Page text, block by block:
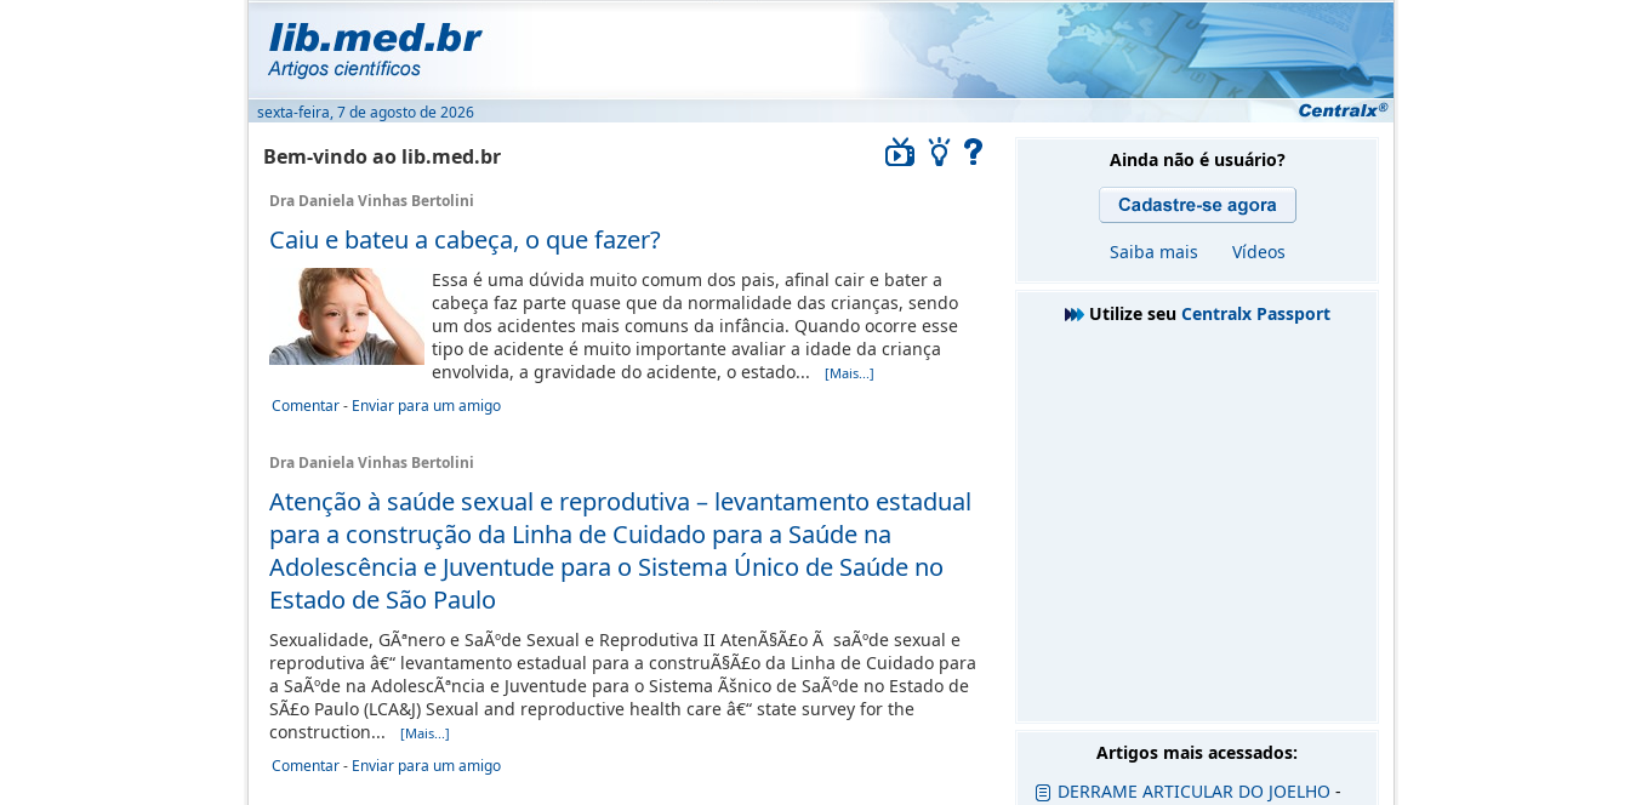
sexta-feira, 7 de agosto de 2026
Bem-vindo ao lib.med.br
Dra Daniela Vinhas Bertolini
Caiu e bateu a cabeça, o que fazer?
Essa é uma dúvida muito comum dos pais, afinal cair e bater a
cabeça faz parte quase que da normalidade das crianças, sendo
um dos acidentes mais comuns da infância. Quando ocorre esse
tipo de acidente é muito importante avaliar a idade da criança
envolvida, a gravidade do acidente, o estado...
[Mais...]
Comentar- Enviar para um amigo
Dra Daniela Vinhas Bertolini
Atenção à saúde sexual e reprodutiva – levantamento estadual
para a construção da Linha de Cuidado para a Saúde na
Adolescência e Juventude para o Sistema Único de Saúde no
Estado de São Paulo
Sexualidade, GÃªnero e SaÃºde Sexual e Reprodutiva II AtenÃ§Ã£o Ã saÃºde sexual e
reprodutiva â€“ levantamento estadual para a construÃ§Ã£o da Linha de Cuidado para
a SaÃºde na AdolescÃªncia e Juventude para o Sistema Ãšnico de SaÃºde no Estado de
SÃ£o Paulo (LCA&J) Sexual and reproductive health care â€“ state survey for the
construction...
[Mais...]
Comentar- Enviar para um amigo
Ainda não é usuário?
Saiba mais Vídeos
Utilize seu Centralx Passport
Artigos mais acessados:
DERRAME ARTICULAR DO JOELHO -